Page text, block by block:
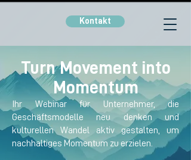
Kontakt
Turn Movement into
Momentum
Ihr Webinar für Unternehmer, die
Geschäftsmodelle neu denken und
kulturellen Wandel aktiv gestalten, um
nachhaltiges Momentum zu erzielen.